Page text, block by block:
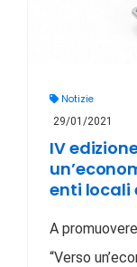
Notizie
29/01/2021
IV
enti locali
A
“Verso